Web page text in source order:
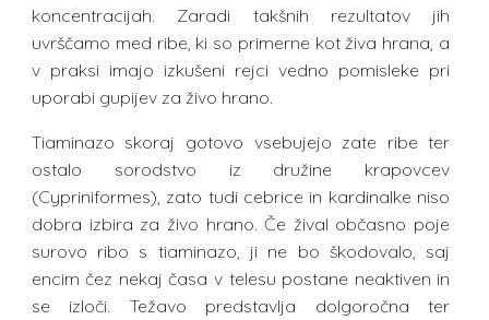
koncentracijah. Zaradi takšnih rezultatov jih
uvrščamo med ribe, ki so primerne kot živa hrana, a
v praksi imajo izkušeni rejci vedno pomisleke pri
uporabi gupijev za živo hrano.
Tiaminazo skoraj gotovo vsebujejo zate ribe ter
ostalo sorodstvo iz družine krapovcev
(Cypriniformes), zato tudi cebrice in kardinalke niso
dobra izbira za živo hrano. Če žival občasno poje
surovo ribo s tiaminazo, ji ne bo škodovalo, saj
encim čez nekaj časa v telesu postane neaktiven in
se izloči. Težavo predstavlja dolgoročna ter